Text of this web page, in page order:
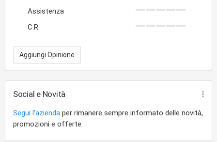
Assistenza
C.R.
Aggiungi Opinione
Social e Novità
Segui l'azienda per rimanere sempre informato delle novità,
promozioni e offerte.